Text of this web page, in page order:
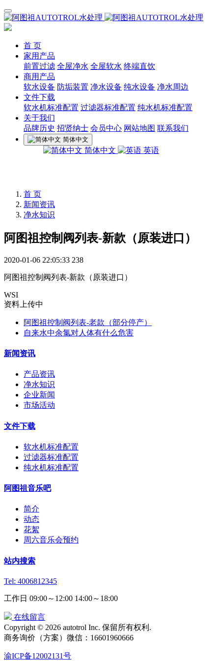
首 页
家用产品
前置过滤 全屋净水 全屋软水 终端直饮
商用产品
软水设备 防垢装置 净水设备 纯水设备 净水周边
文件下载
软水机标准配置 过滤器标准配置 纯水机标准配置
关于我们
品牌历史 招贤纳士 会员中心 网站地图 联系我们
简体中文
简体中文 英语
首 页
新闻资讯
净水知识
阿图祖控制阀列表-新款（原装进口）
2020-01-06 22:05:33 238
阿图祖控制阀列表-新款（原装进口）
WSI
资料上传中
阿图祖控制阀列表-老款（部分停产）
自来水中余氯对人体有什么危害
新闻资讯
产品资讯
净水知识
企业新闻
市场活动
文件下载
软水机标准配置
过滤器标准配置
纯水机标准配置
阿图祖音乐吧
简介
动态
花絮
周六音乐会预约
站内搜索
Tel: 4006812345
工作日 09:00～12:00 14:00～18:00
在线留言
Copyright © 2026 autotrol Inc. 保留所有权利.
商务询价（方案）微信：16601960666
渝ICP备12002131号